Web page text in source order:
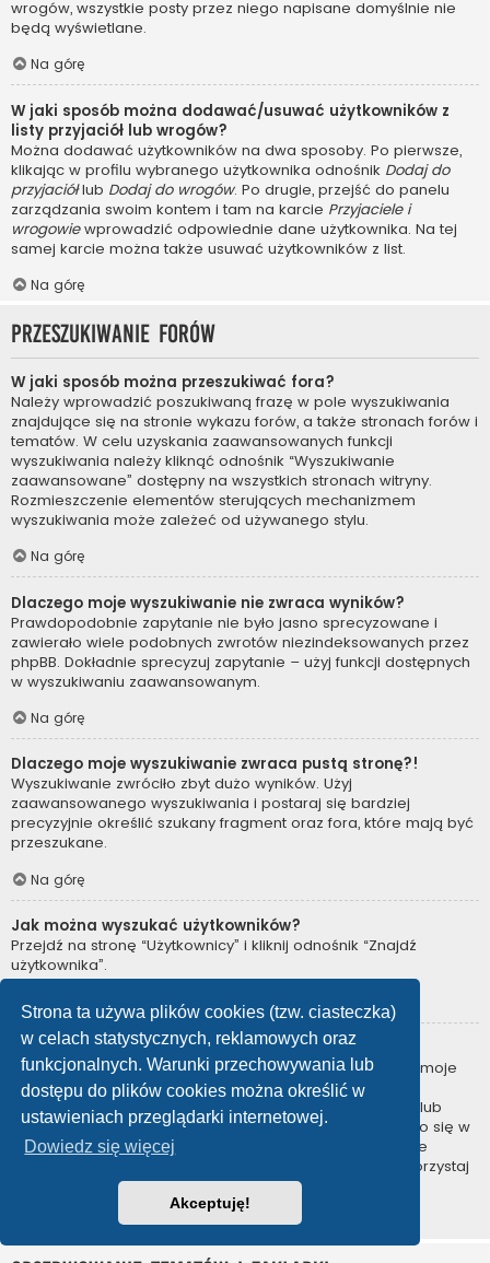
Strona ta używa plików cookies (tzw. ciasteczka)
w celach statystycznych, reklamowych oraz
funkcjonalnych. Warunki przechowywania lub
dostępu do plików cookies można określić w
ustawieniach przeglądarki internetowej.
Dowiedz się więcej
Akceptuję!
wrogów, wszystkie posty przez niego napisane domyślnie nie
będą wyświetlane.
Na górę
W jaki sposób można dodawać/usuwać użytkowników z
listy przyjaciół lub wrogów?
Można dodawać użytkowników na dwa sposoby. Po pierwsze,
klikając w profilu wybranego użytkownika odnośnik Dodaj do
przyjaciółlub Dodaj do wrogów. Po drugie, przejść do panelu
zarządzania swoim kontem i tam na karcie Przyjaciele i
wrogowiewprowadzić odpowiednie dane użytkownika. Na tej
samej karcie można także usuwać użytkowników z list.
Na górę
Przeszukiwanie forów
W jaki sposób można przeszukiwać fora?
Należy wprowadzić poszukiwaną frazę w pole wyszukiwania
znajdujące się na stronie wykazu forów, a także stronach forów i
tematów. W celu uzyskania zaawansowanych funkcji
wyszukiwania należy kliknąć odnośnik “Wyszukiwanie
zaawansowane” dostępny na wszystkich stronach witryny.
Rozmieszczenie elementów sterujących mechanizmem
wyszukiwania może zależeć od używanego stylu.
Na górę
Dlaczego moje wyszukiwanie nie zwraca wyników?
Prawdopodobnie zapytanie nie było jasno sprecyzowane i
zawierało wiele podobnych zwrotów niezindeksowanych przez
phpBB. Dokładnie sprecyzuj zapytanie – użyj funkcji dostępnych
w wyszukiwaniu zaawansowanym.
Na górę
Dlaczego moje wyszukiwanie zwraca pustą stronę?!
Wyszukiwanie zwróciło zbyt dużo wyników. Użyj
zaawansowanego wyszukiwania i postaraj się bardziej
precyzyjnie określić szukany fragment oraz fora, które mają być
przeszukane.
Na górę
Jak można wyszukać użytkowników?
Przejdź na stronę “Użytkownicy” i kliknij odnośnik “Znajdź
użytkownika”.
Na górę
W jaki sposób można znaleźć swoje posty i tematy?
Swoje posty można znaleźć, klikając odnośnik “Wyświetl moje
posty” znajdujący się w panelu zarządzania kontem lub
odnośnik “Posty użytkownika” na stronie swojego profilu lub
wybierając „Twoje posty” z menu „Więcej…” znajdującego się w
górnym lewym rogu witryny. Jeśli chcesz wyszukać swoje
tematy, użyj strony wyszukiwania zaawansowanego i skorzystaj
z odpowiednich funkcji.